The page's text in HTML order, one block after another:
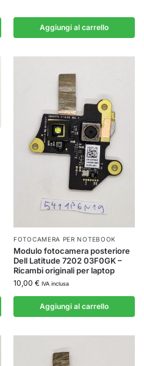
Aggiungi al carrello
FOTOCAMERA PER NOTEBOOK
Modulo fotocamera posteriore
Dell Latitude 7202 03F0GK –
Ricambi originali per laptop
10,00 € IVA inclusa
Aggiungi al carrello